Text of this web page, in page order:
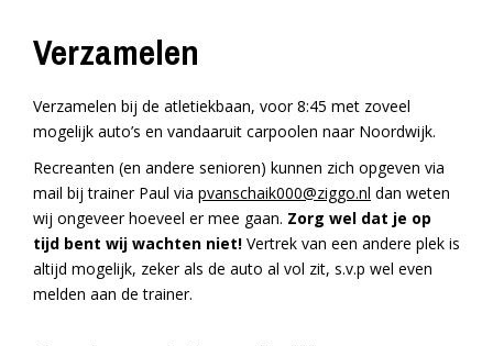
Verzamelen
Verzamelen bij de atletiekbaan, voor 8:45 met zoveel
mogelijk auto’s en vandaaruit carpoolen naar Noordwijk.
Recreanten (en andere senioren) kunnen zich opgeven via
mail bij trainer Paul via pvanschaik000@ziggo.nl dan weten
wij ongeveer hoeveel er mee gaan. Zorg wel dat je op
tijd bent wij wachten niet! Vertrek van een andere plek is
altijd mogelijk, zeker als de auto al vol zit, s.v.p wel even
melden aan de trainer.